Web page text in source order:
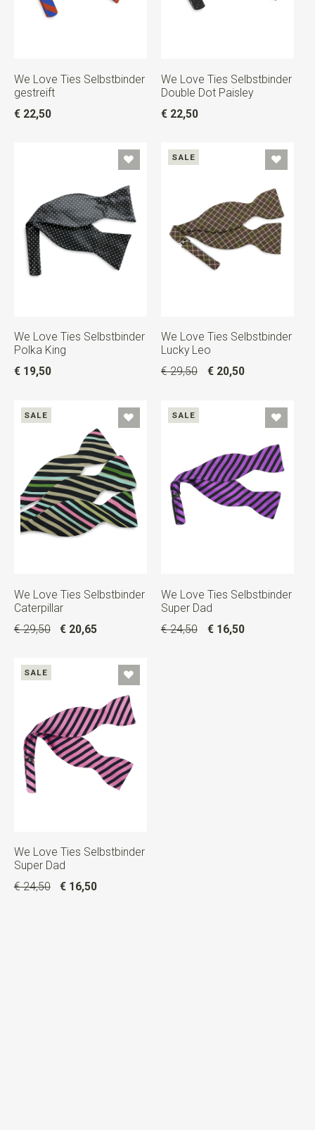
We Love Ties Selbstbinder
gestreift
€ 22,50
We Love Ties Selbstbinder
Double Dot Paisley
€ 22,50
We Love Ties Selbstbinder
Polka King
€ 19,50
SALE
We Love Ties Selbstbinder
Lucky Leo
€ 29,50
€ 20,50
SALE
We Love Ties Selbstbinder
Caterpillar
€ 29,50
€ 20,65
SALE
We Love Ties Selbstbinder
Super Dad
€ 24,50
€ 16,50
SALE
We Love Ties Selbstbinder
Super Dad
€ 24,50
€ 16,50